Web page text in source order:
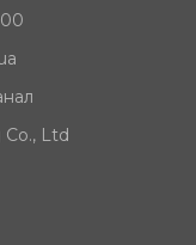
Ltd